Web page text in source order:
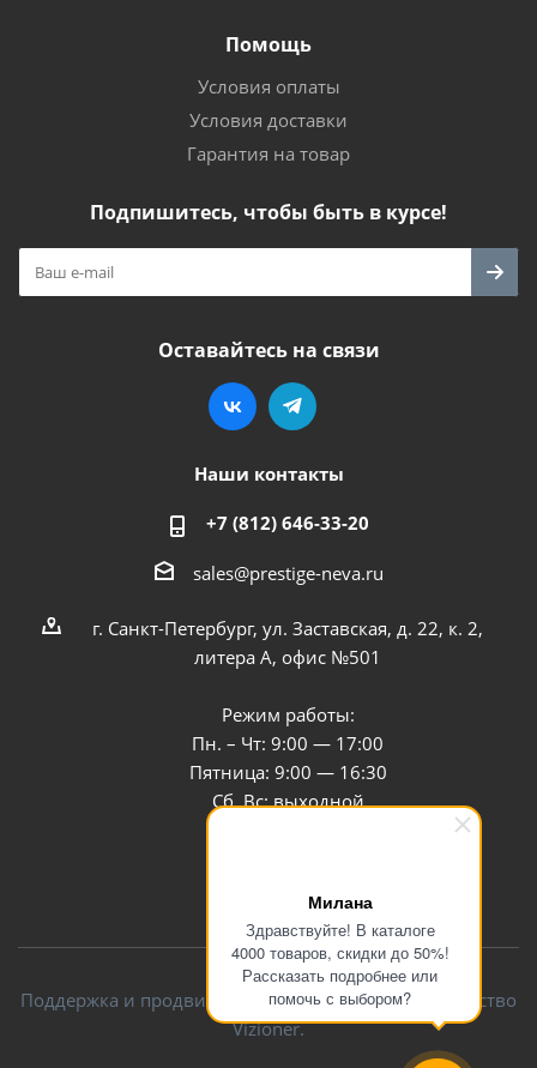
Милана
Здравствуйте! В каталоге
4000 товаров, скидки до 50%!
Рассказать подробнее или
помочь с выбором?
Помощь
Условия оплаты
Условия доставки
Гарантия на товар
Подпишитесь, чтобы быть в курсе!
Оставайтесь на связи
Наши контакты
+7 (812) 646-33-20
sales@prestige-neva.ru
г. Санкт-Петербург, ул. Заставская, д. 22, к. 2,
литера А, офис №501
Режим работы:
Пн. – Чт: 9:00 — 17:00
Пятница: 9:00 — 16:30
Сб, Вс: выходной
Поддержка и продвижение сайта — интернет-агентство
Vizioner.